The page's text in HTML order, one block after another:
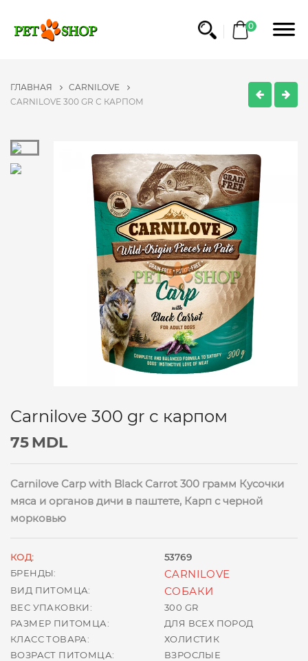
0
ГЛАВНАЯ
CARNILOVE
CARNILOVE 300 GR С КАРПОМ
Carnilove 300 gr с карпом
75MDL
Carnilove Carp with Black Carrot 300 грамм Кусочки
мяса и органов дичи в паштете, Карп с черной
морковью
КОД:
53769
БРЕНДЫ:
CARNILOVE
ВИД ПИТОМЦА: СОБАКИ
ВЕС УПАКОВКИ:
300 GR
РАЗМЕР ПИТОМЦА:
ДЛЯ ВСЕХ ПОРОД
КЛАСС ТОВАРА:
ХОЛИСТИК
ВОЗРАСТ ПИТОМЦА:
ВЗРОСЛЫЕ